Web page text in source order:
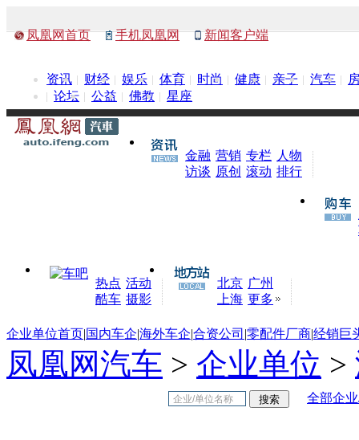
凤凰网首页 手机凤凰网 新闻客户端
资讯 财经 娱乐 体育 时尚 健康 亲子 汽车
论坛
公益 佛教 星座
金融 营销 专栏 人物
访谈 原创 滚动 排行
热点 活动
酷车 摄影
北京 广州
上海 更多
企业单位首页|国内车企|海外车企|合资公司 |零配件厂商|经销巨
凤凰网汽车 > 企业单位 >
全部企